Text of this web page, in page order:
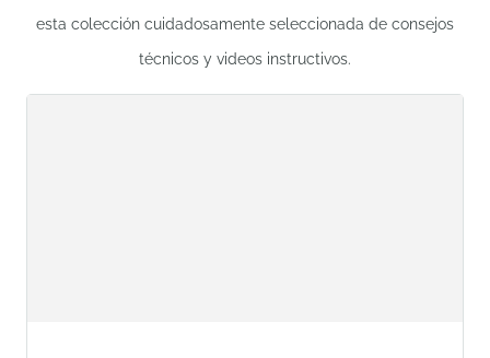
esta colección cuidadosamente seleccionada de consejos
técnicos y videos instructivos.